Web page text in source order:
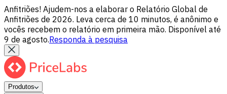
Anfitriões! Ajudem-nos a elaborar o Relatório Global de
Anfitriões de 2026. Leva cerca de 10 minutos, é anônimo e
vocês recebem o relatório em primeira mão. Disponível até
9 de agosto.Responda à pesquisa
Produtos